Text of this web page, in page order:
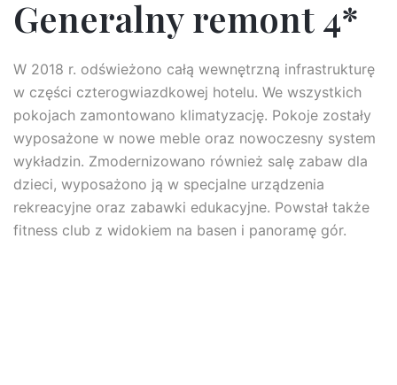
Generalny remont 4*
W 2018 r. odświeżono całą wewnętrzną infrastrukturę
w części czterogwiazdkowej hotelu. We wszystkich
pokojach zamontowano klimatyzację. Pokoje zostały
wyposażone w nowe meble oraz nowoczesny system
wykładzin. Zmodernizowano również salę zabaw dla
dzieci, wyposażono ją w specjalne urządzenia
rekreacyjne oraz zabawki edukacyjne. Powstał także
fitness club z widokiem na basen i panoramę gór.